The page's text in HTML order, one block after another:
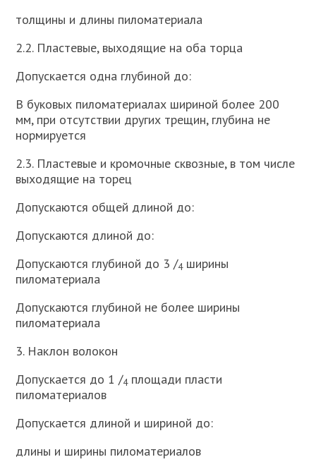
толщины и длины пиломатериала
2.2. Пластевые, выходящие на оба торца
Допускается одна глубиной до:
В буковых пиломатериалах шириной более 200
мм, при отсутствии других трещин, глубина не
нормируется
2.3. Пластевые и кромочные сквозные, в том числе
выходящие на торец
Допускаются общей длиной до:
Допускаются длиной до:
Допускаются глубиной до 3 /4ширины
пиломатериала
Допускаются глубиной не более ширины
пиломатериала
3. Наклон волокон
Допускается до 1 /4площади пласти
пиломатериалов
Допускается длиной и шириной до:
длины и ширины пиломатериалов